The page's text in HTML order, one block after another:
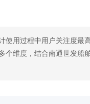
使用过程中用户关注度最
个维度，结合南通世发船